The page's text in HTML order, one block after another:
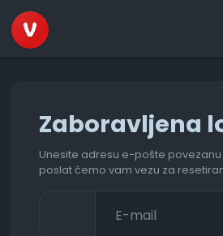
Zaboravljena
Unesite adresu e-pošte
poslat ćemo vam vezu za